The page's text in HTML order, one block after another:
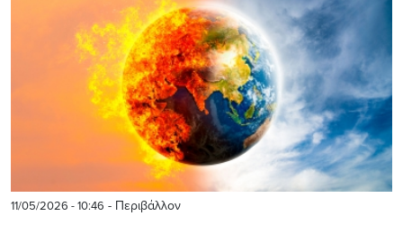
11/05/2026 - 10:46 - Περιβάλλον